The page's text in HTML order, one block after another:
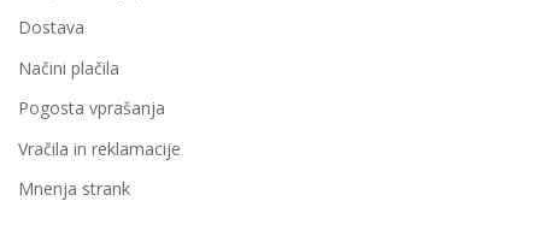
Dostava
Načini plačila
Pogosta vprašanja
Vračila in reklamacije
Mnenja strank